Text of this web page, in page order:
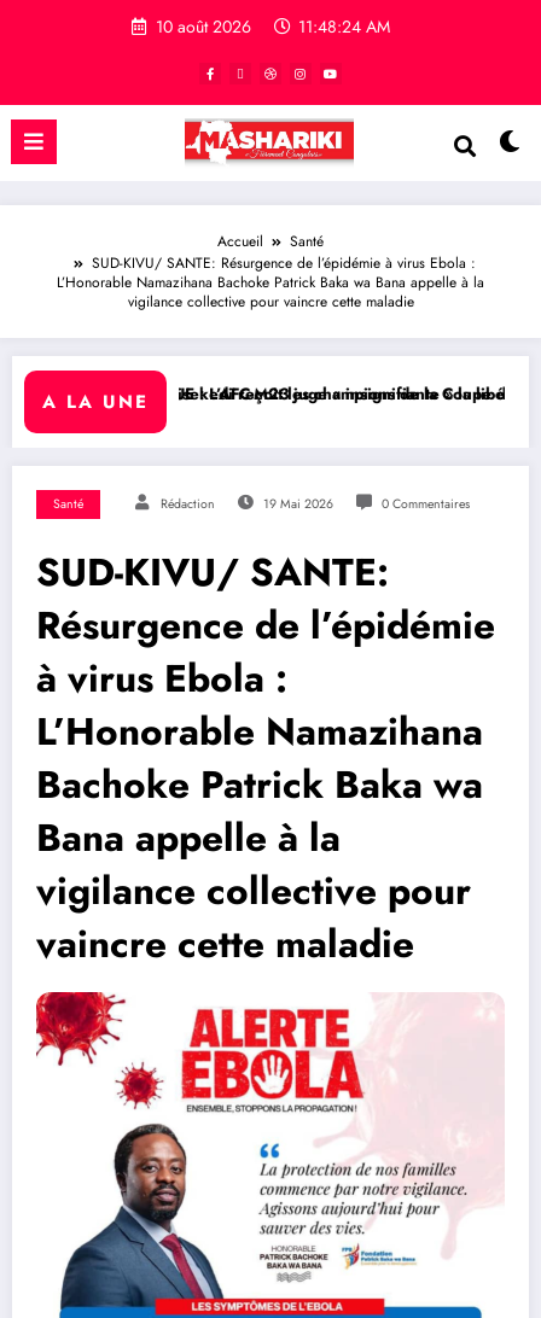
10 août 2026 11:48:25 AM
Accueil
Santé
SUD-KIVU/ SANTE: Résurgence de l’épidémie à virus Ebola :
L’Honorable Namazihana Bachoke Patrick Baka wa Bana appelle à la
vigilance collective pour vaincre cette maladie
A LA UNE
reçoit les champions de la Coupe du Congo
L’AFC-M23 juge « insignifiante » la libération de 15 détenus par
RDC/ POLITIQUE :
Santé Rédaction 19 Mai 2026 0 Commentaires
SUD-KIVU/ SANTE:
Résurgence de l’épidémie
à virus Ebola :
L’Honorable Namazihana
Bachoke Patrick Baka wa
Bana appelle à la
vigilance collective pour
vaincre cette maladie